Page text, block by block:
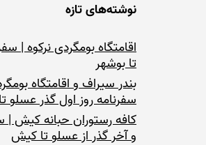
نوشته‌های تازه
اقامتگاه بومگردی نرکوه |
تا بوشهر
بندر سیراف و اقامتگاه
سفرنامه روز اول گذر عسلو
کافه رستوران حبانه کیش
و آخر گذر از عسلو تا کیش